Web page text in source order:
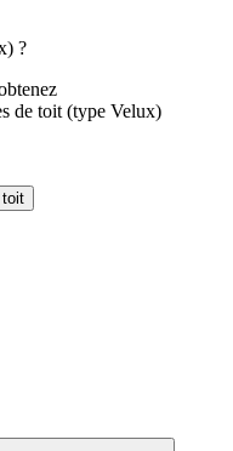
?
de toit (type Velux)
toit